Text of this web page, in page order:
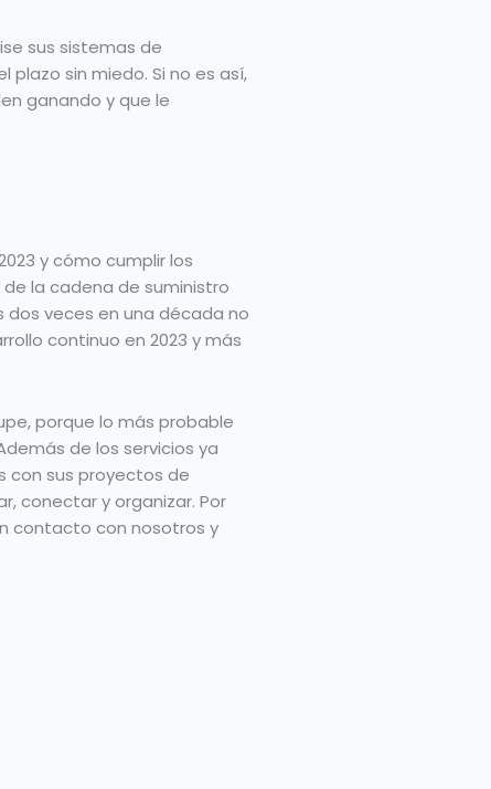
sus sistemas de
sin miedo. Si no es así,
ganando y que le
y cómo cumplir los
la cadena de suministro
veces en una década no
continuo en 2023 y más
porque lo más probable
de los servicios ya
con sus proyectos de
conectar y organizar. Por
contacto con nosotros y